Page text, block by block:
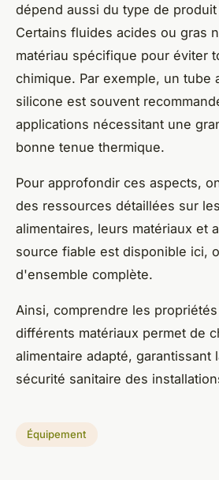
dépend aussi du type de
Certains fluides acides ou gras
matériau spécifique pour éviter
chimique. Par exemple, un tube
silicone est souvent
applications nécessitant une
bonne tenue thermique.
Pour approfondir ces aspects,
des ressources détaillées sur
alimentaires, leurs matériaux et
source fiable est disponible ici,
d'ensemble complète.
Ainsi, comprendre les
différents matériaux permet de
alimentaire adapté, garantissant
sécurité sanitaire des
Équipement